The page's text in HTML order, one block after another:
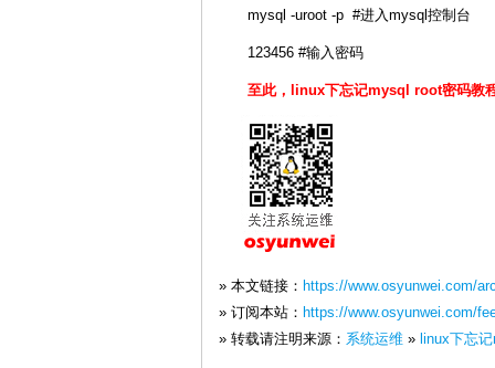
mysql -uroot -p #进入mysql控制台
123456 #输入密码
至此，linux下忘记mysql root密码教
» 本文链接： https://www.osyunwei.com/
» 订阅本站： https://www.osyunwei.com/
» 转载请注明来源： 系统运维 » linux下忘